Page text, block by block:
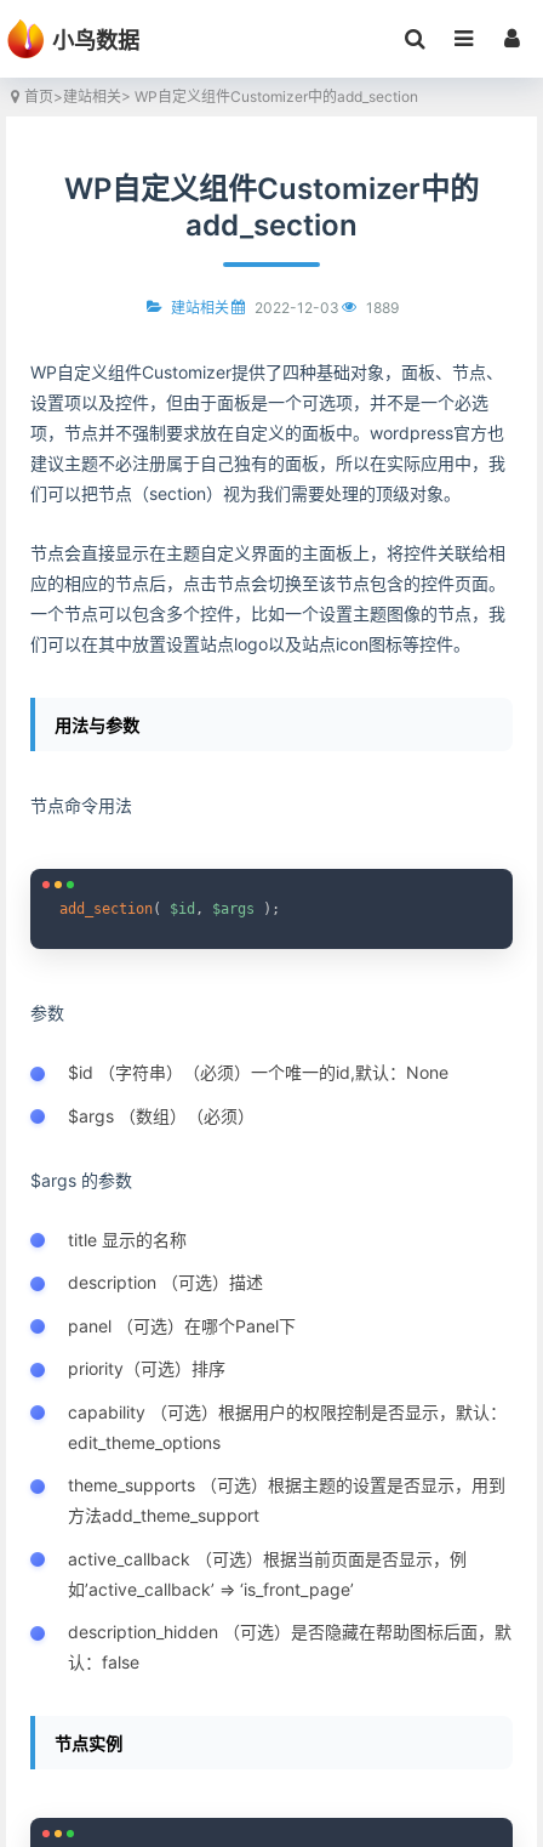
小鸟数据
首页>建站相关> WP自定义组件Customizer中的add_section
WP自定义组件Customizer中的
add_section
建站相关 2022-12-03 1889
WP自定义组件Customizer提供了四种基础对象，面板、节点、
设置项以及控件，但由于面板是一个可选项，并不是一个必选
项，节点并不强制要求放在自定义的面板中。wordpress官方也
建议主题不必注册属于自己独有的面板，所以在实际应用中，我
们可以把节点（section）视为我们需要处理的顶级对象。
节点会直接显示在主题自定义界面的主面板上，将控件关联给相
应的相应的节点后，点击节点会切换至该节点包含的控件页面。
一个节点可以包含多个控件，比如一个设置主题图像的节点，我
们可以在其中放置设置站点logo以及站点icon图标等控件。
用法与参数
节点命令用法
add_section( $id , $args ) ;
参数
$id （字符串）（必须）一个唯一的id,默认：None
$args （数组）（必须）
$args 的参数
title 显示的名称
description （可选）描述
panel （可选）在哪个Panel下
priority（可选）排序
capability （可选）根据用户的权限控制是否显示，默认：
edit_theme_options
theme_supports （可选）根据主题的设置是否显示，用到
方法add_theme_support
active_callback （可选）根据当前页面是否显示，例
如’active_callback’ => ‘is_front_page’
description_hidden （可选）是否隐藏在帮助图标后面，默
认：false
节点实例